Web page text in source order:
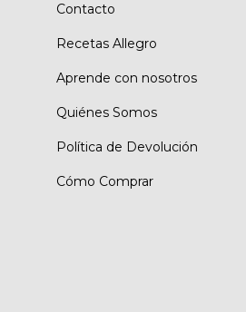
Contacto
Recetas Allegro
Aprende con nosotros
Quiénes Somos
Política de Devolución
Cómo Comprar